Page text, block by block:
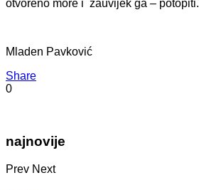
otvoreno more i zauvijek ga – potopiti.
Mladen Pavković
Share
0
najnovije
Prev Next